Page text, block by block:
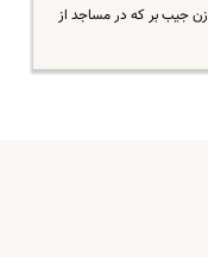
جانشین رئیس پلیس پیشگیری پایتخت از دستگیری ۳ زن جیب بر که در مساجد از